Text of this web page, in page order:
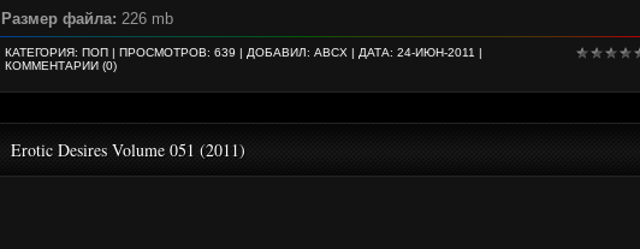
Размер файла: 226 mb
КАТЕГОРИЯ: ПОП | ПРОСМОТРОВ: 639 | ДОБАВИЛ: ABCX | ДАТА: 24-ИЮН-2011 |
КОММЕНТАРИИ (0)
Erotic Desires Volume 051 (2011)